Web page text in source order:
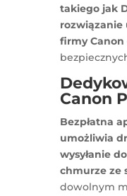
takiego jak
rozwiązanie
firmy Canon
Canon
Bezpłatna
umożliwia
wysyłanie
chmurze ze
dowolnym